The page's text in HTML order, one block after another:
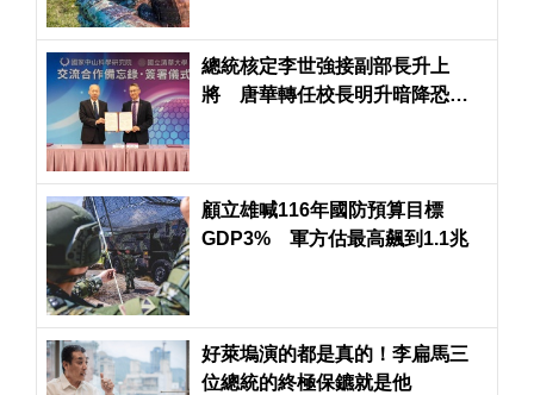
總統核定李世強接副部長升上
將 唐華轉任校長明升暗降恐成
顧立雄喊116年國防預算目標
GDP3% 軍方估最高飆到1.1兆
好萊塢演的都是真的！李扁馬三
位總統的終極保鑣就是他